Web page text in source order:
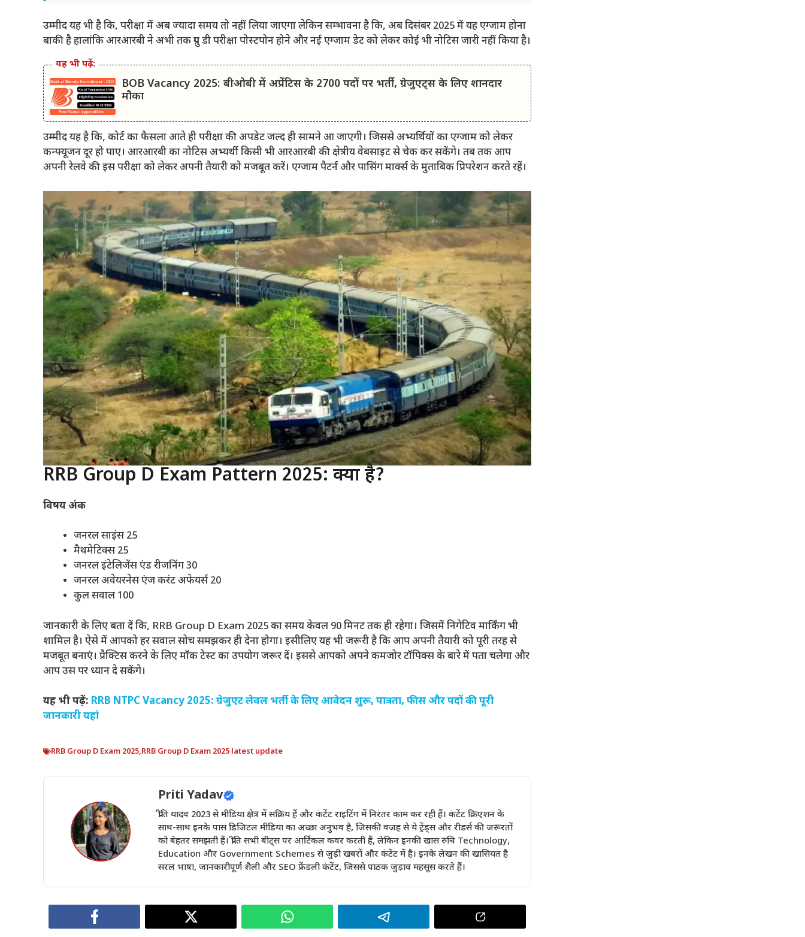
उम्मीद यह भी है कि, परीक्षा में अब ज्यादा समय तो नहीं लिया जाएगा लेकिन सम्भावना है कि, अब दिसंबर 2025 में यह एग्जाम होना
बाकी है हालांकि आरआरबी ने अभी तक ग्रुप डी परीक्षा पोस्टपोन होने और नई एग्जाम डेट को लेकर कोई भी नोटिस जारी नहीं किया है।
यह भी पढ़ें:
BOB Vacancy 2025: बीओबी में अप्रेंटिस के 2700 पदों पर भर्ती, ग्रेजुएट्स के लिए शानदार
मौका
उम्मीद यह है कि, कोर्ट का फैसला आते ही परीक्षा की अपडेट जल्द ही सामने आ जाएगी। जिससे अभ्यर्थियों का एग्जाम को लेकर
कन्फ्यूजन दूर हो पाए। आरआरबी का नोटिस अभ्यर्थी किसी भी आरआरबी की क्षेत्रीय वेबसाइट से चेक कर सकेंगे। तब तक आप
अपनी रेलवे की इस परीक्षा को लेकर अपनी तैयारी को मजबूत करें। एग्जाम पैटर्न और पासिंग मार्क्स के मुताबिक प्रिपरेशन करते रहें।
RRB Group D Exam Pattern 2025: क्या है?
विषय अंक
जनरल साइंस 25
मैथमेटिक्स 25
जनरल इंटेलिजेंस एंड रीजनिंग 30
जनरल अवेयरनेस एंज करंट अफेयर्स 20
कुल सवाल 100
जानकारी के लिए बता दें कि, RRB Group D Exam 2025 का समय केवल 90 मिनट तक ही रहेगा। जिसमें निगेटिव मार्किंग भी
शामिल है। ऐसे में आपको हर सवाल सोच समझकर ही देना होगा। इसीलिए यह भी जरूरी है कि आप अपनी तैयारी को पूरी तरह से
मजबूत बनाएं। प्रैक्टिस करने के लिए मॉक टेस्ट का उपयोग जरूर दें। इससे आपको अपने कमजोर टॉपिक्स के बारे में पता चलेगा और
आप उस पर ध्यान दे सकेंगे।
यह भी पढ़ें: RRB NTPC Vacancy 2025: ग्रेजुएट लेवल भर्ती के लिए आवेदन शुरू, पात्रता, फीस और पदों की पूरी
जानकारी यहां
RRB Group D Exam 2025,RRB Group D Exam 2025 latest update
Priti Yadav
प्रीति यादव 2023 से मीडिया क्षेत्र में सक्रिय हैं और कंटेंट राइटिंग में निरंतर काम कर रही हैं। कंटेंट क्रिएशन के
साथ-साथ इनके पास डिजिटल मीडिया का अच्छा अनुभव है, जिसकी वजह से ये ट्रेंड्स और रीडर्स की जरूरतों
को बेहतर समझती हैं। प्रीति सभी बीट्स पर आर्टिकल कवर करती हैं, लेकिन इनकी खास रुचि Technology,
Education और Government Schemes से जुड़ी खबरों और कंटेंट में है। इनके लेखन की खासियत है
सरल भाषा, जानकारीपूर्ण शैली और SEO फ्रेंडली कंटेंट, जिससे पाठक जुड़ाव महसूस करते हैं।